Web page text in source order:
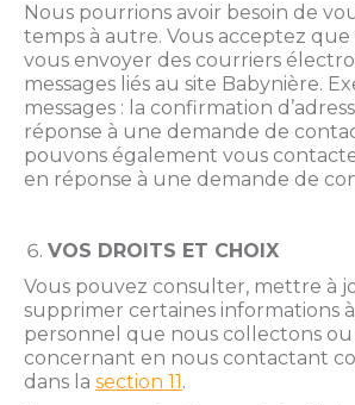
Nous pourrions avoir besoin de
temps à autre. Vous acceptez que
vous envoyer des courriers
messages liés au site Babynière.
messages : la confirmation
réponse à une demande de
pouvons également vous
en réponse à une demande de
VOS DROITS ET CHOIX
Vous pouvez consulter, mettre à
supprimer certaines informations
personnel que nous collectons
concernant en nous contactant
dans la section 11.